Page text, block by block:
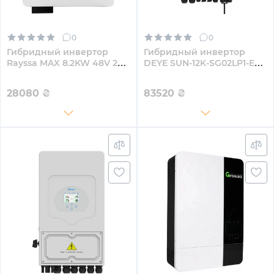
0
Гибридный инвертор
Rayssa MAX 8.2KW 48V 2
28080 ₴
0
Гибридный инвертор
DEYE SUN-12K-SG02LP1-EU-
83520 ₴